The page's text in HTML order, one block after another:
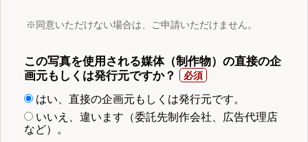
※同意いただけない場合は、ご申請いただけません。
この写真を使用される媒体（制作物）の直接の企
画元もしくは発行元ですか？
はい、直接の企画元もしくは発行元です。
いいえ、違います（委託先制作会社、広告代理店
など）。